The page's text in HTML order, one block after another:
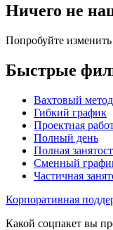
Ничего не
Попробуйте
Быстрые
Вахтовый метод
Гибкий график
Проектная
Полный день
Полная
Сменный
Частичная
Корпоративная
Какой соцпакет вы